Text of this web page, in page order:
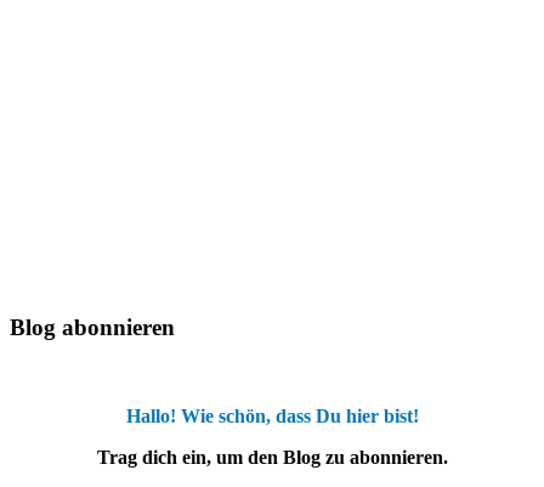
Blog abonnieren
Hallo! Wie schön, dass Du hier bist!
Trag dich ein, um den Blog zu abonnieren.